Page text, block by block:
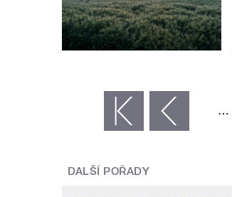
‹ předchozí …
DALŠÍ POŘADY